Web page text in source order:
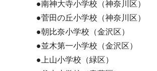
●南神大寺小学校（神奈川区）
●菅田の丘小学校（神奈川区）
●朝比奈小学校（金沢区）
●並木第一小学校（金沢区）
●上山小学校（緑区）